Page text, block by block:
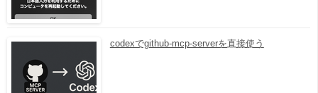
codexでgithub-mcp-serverを直接使う